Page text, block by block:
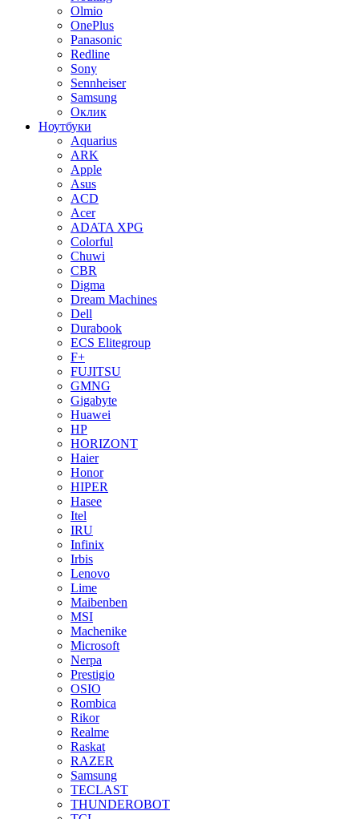
Olmio
OnePlus
Panasonic
Redline
Sony
Sennheiser
Samsung
Оклик
Ноутбуки
Aquarius
ARK
Apple
Asus
ACD
Acer
ADATA XPG
Colorful
Chuwi
CBR
Digma
Dream Machines
Dell
Durabook
ECS Elitegroup
F+
FUJITSU
GMNG
Gigabyte
Huawei
HP
HORIZONT
Haier
Honor
HIPER
Hasee
Itel
IRU
Infinix
Irbis
Lenovo
Lime
Maibenben
MSI
Machenike
Microsoft
Nerpa
Prestigio
OSIO
Rombica
Rikor
Realme
Raskat
RAZER
Samsung
TECLAST
THUNDEROBOT